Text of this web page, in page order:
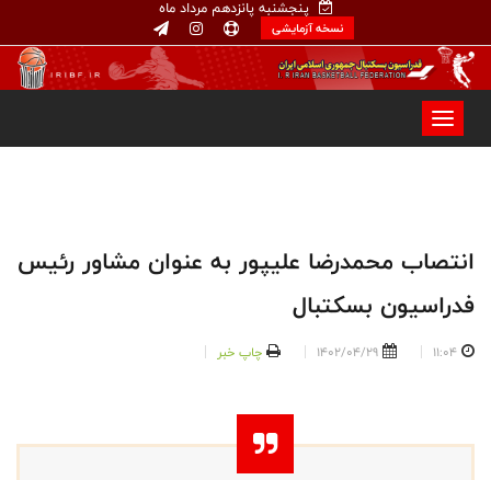
پنجشنبه پانزدهم مرداد ماه
نسخه آزمایشی
انتصاب محمدرضا علیپور به عنوان مشاور رئیس
فدراسیون بسکتبال
11:04
1402/04/29 چاپ خبر